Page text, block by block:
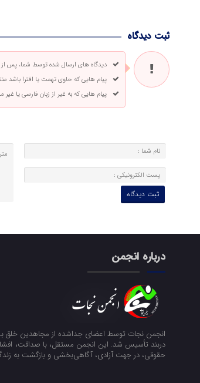
ثبت دیدگاه
دیدگاه های ارسال شده توسط شما، پس
پیام هایی که حاوی تهمت یا افترا باشد
پیام هایی که به غیر از زبان فارسی یا
درباره انجمن
انجمن نجات توسط اعضای جداشده از مجاهدین خلق
دربند تأسیس شد. این انجمن مستقل، با صداقت،
حقوقی، در جهت آزادی، آگاهی‌بخشی و بازگشت به